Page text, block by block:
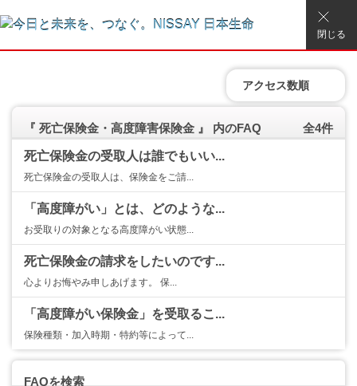
閉じる
アクセス数順
『 死亡保険金・高度障害保険金 』 内のFAQ 全4件
死亡保険金の受取人は誰でもいい...
死亡保険金の受取人は、保険金をご請...
「高度障がい」とは、どのような...
お受取りの対象となる高度障がい状態...
死亡保険金の請求をしたいのです...
心よりお悔やみ申しあげます。 保...
「高度障がい保険金」を受取るこ...
保険種類・加入時期・特約等によって...
FAQを検索